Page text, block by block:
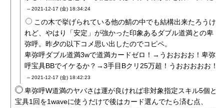
-- 2021-12-17 (金) 18:34:24
この木で挙げられている他の鯖の中でも結構出来たろうけ
れど、やはり「安定」が強かった印象あるダブル道満との卑
弥呼。昨夕の以下コメ思い出したのでコピペ。
卑弥呼ダブル道満3wで道満カードゼロ！→うおおおお！卑弥
呼宝具BBでイケるか？→3手目Bクリ25万超！うおおおおお！
-- 2021-12-17 (金) 18:42:23
卑弥呼W道満のヤバさは運が良ければ非対象指定スキル5個と
宝具1回を1waveに使うだけで後はカード選んでたら済む点、